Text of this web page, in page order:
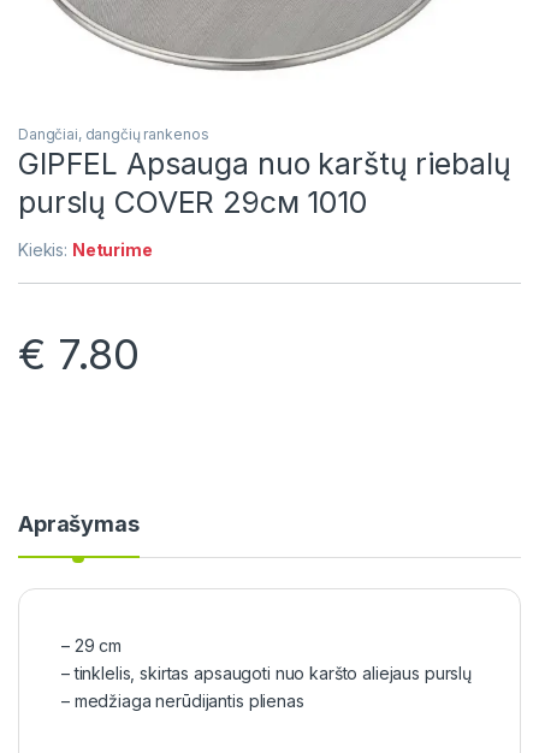
Dangčiai, dangčių rankenos
GIPFEL Apsauga nuo karštų riebalų
purslų COVER 29см 1010
Kiekis: Neturime
€ 7.80
Aprašymas
– 29 cm
– tinklelis, skirtas apsaugoti nuo karšto aliejaus purslų
– medžiaga nerūdijantis plienas